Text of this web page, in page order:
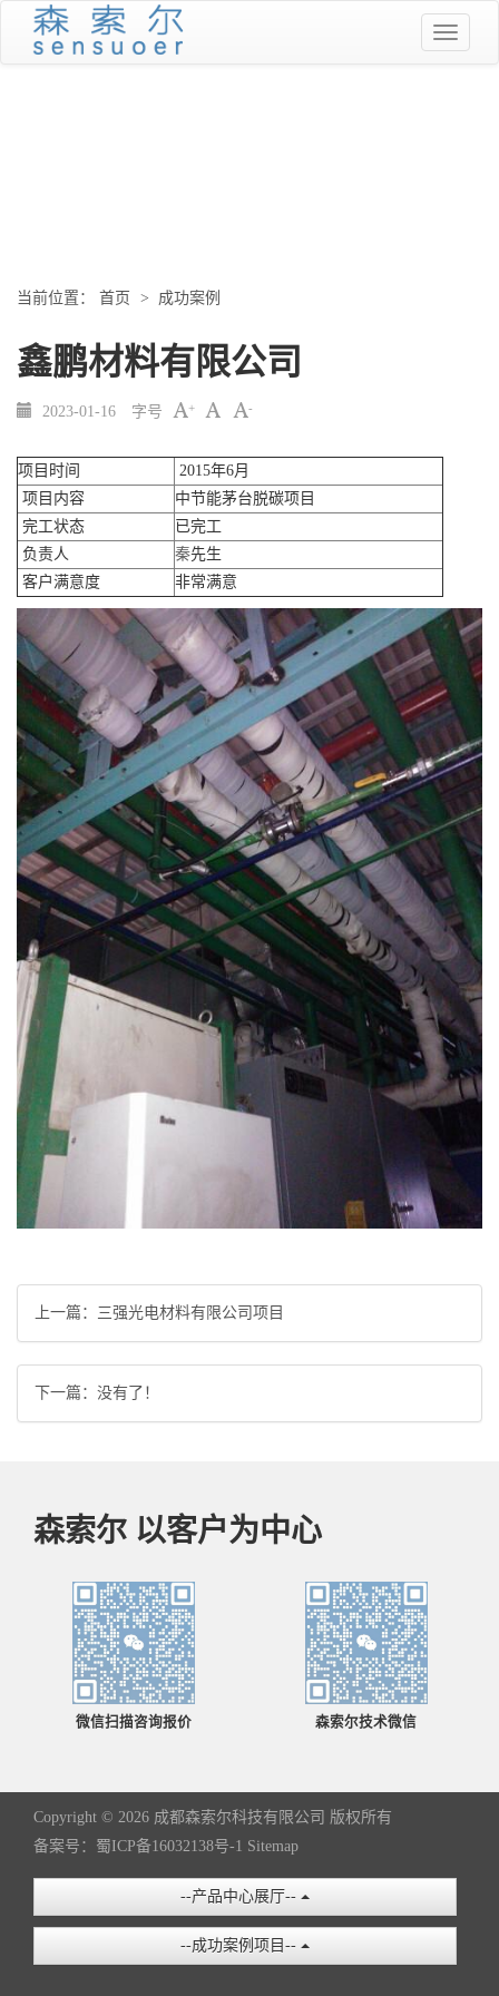
当前位置： 首页 > 成功案例
鑫鹏材料有限公司
2023-01-16 字号 + -
项目时间
2015年6月
项目内容
中节能茅台脱碳项目
完工状态
已完工
负责人
秦先生
客户满意度
非常满意
上一篇： 三强光电材料有限公司项目
下一篇：没有了！
森索尔 以客户为中心
微信扫描咨询报价 森索尔技术微信
Copyright © 2026 成都森索尔科技有限公司 版权所有
备案号：蜀ICP备16032138号-1 Sitemap
--产品中心展厅--
--成功案例项目--